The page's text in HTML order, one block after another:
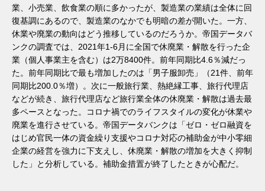
業、小売業、飲食業の順に多かったが、製造業の業績は全体に回
復基調にあるので、製造業のなかでも明暗の差が開いた。一方、
休業や廃業の動向はどう推移しているのだろうか。帝国データバ
ンクの調査では、2021年1-6月に全国で休廃業・解散を行った企
業（個人事業主を含む）は2万8400件。前年同期比4.6％減だっ
た。前年同期比で最も増加したのは「男子服卸売」（21件、前年
同期比200.0％増）。次に一般旅行業、熱絶縁工事、旅行代理店
などが続き、旅行代理店など旅行業全体の休廃業・解散は過去最
多ペースとなった。コロナ禍でのライフスタイルの変化が休業や
廃業を進行させている。帝国データバンクは「ゼロ・ゼロ融資を
はじめ官民一体の資金繰り支援やコロナ対応の補助金が中小零細
企業の経営を強力に下支えし、休廃業・解散の増加を大きく抑制
した」と分析している。補助金措置が終了したときが心配だ。